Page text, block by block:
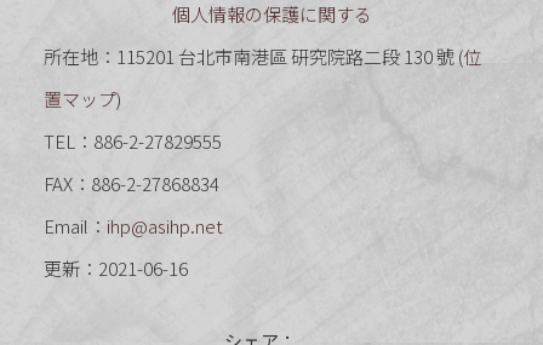
個人情報の保護に関する
所在地：115201 台北市南港區 研究院路二段 130 號 (位
置マップ)
TEL：886-2-27829555
FAX：886-2-27868834
Email： ihp@asihp.net
更新：2021-06-16